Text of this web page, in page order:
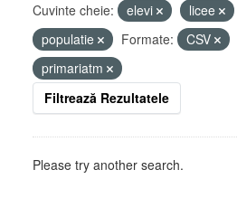
Cuvinte cheie: elevi licee
populatie
Formate: CSV
primariatm
Filtrează Rezultatele
Please try another search.